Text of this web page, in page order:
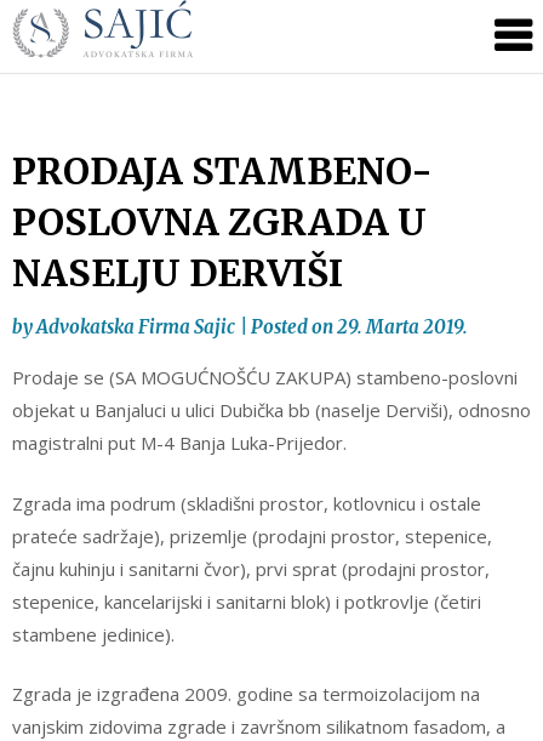
Skip
to
content
Advokatska
Sajić
|
Banja
Luka
PRODAJA STAMBENO-
POSLOVNA ZGRADA U
NASELJU DERVIŠI
byAdvokatska Firma Sajic Posted on29. Marta 2019.
Prodaje se (SA MOGUĆNOŠĆU ZAKUPA) stambeno-poslovni
objekat u Banjaluci u ulici Dubička bb (naselje Derviši), odnosno
magistralni put M-4 Banja Luka-Prijedor.
Zgrada ima podrum (skladišni prostor, kotlovnicu i ostale
prateće sadržaje), prizemlje (prodajni prostor, stepenice,
čajnu kuhinju i sanitarni čvor), prvi sprat (prodajni prostor,
stepenice, kancelarijski i sanitarni blok) i potkrovlje (četiri
stambene jedinice).
Zgrada je izgrađena 2009. godine sa termoizolacijom na
vanjskim zidovima zgrade i završnom silikatnom fasadom, a